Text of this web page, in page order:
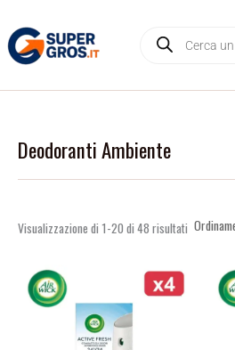
contenuto
search
i
s
i
b
l
Deodoranti Ambiente
Visualizzazione di 1-20 di 48 risultati